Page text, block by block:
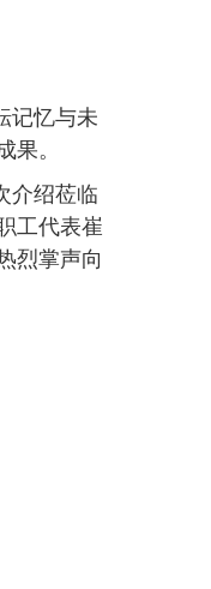
记忆与未
果。
介绍莅临
工代表崔
烈掌声向